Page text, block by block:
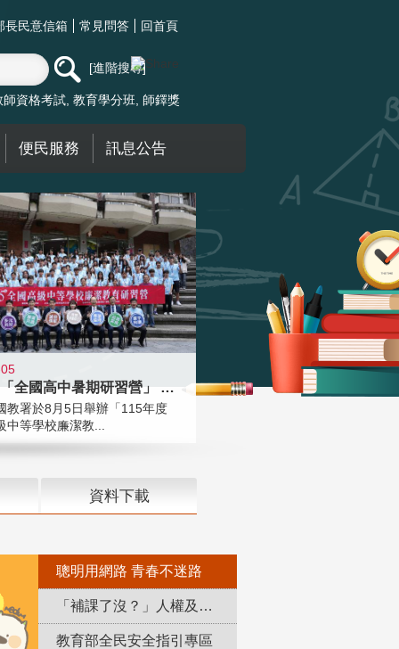
長民意信箱 常見問答 回首頁
進階搜尋
師資格考試 教育學分班 師鐸獎
便民服務 訊息公告
國教署「全國高中暑期研習營」 以多
教署於8月5日舉辦「115年度
中等學校廉潔教...
資料下載
聰明用網路 青春不迷路
「補課了沒？」人權及轉型正義教育專區
教育部全民安全指引專區